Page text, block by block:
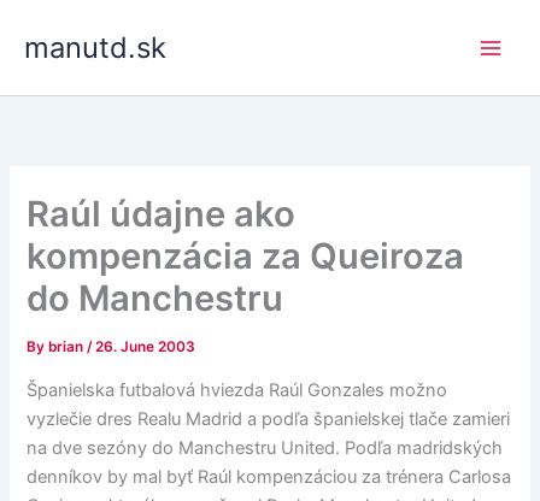
manutd.sk
Raúl údajne ako
kompenzácia za Queiroza
do Manchestru
By brian/26. June 2003
Španielska futbalová hviezda Raúl Gonzales možno
vyzlečie dres Realu Madrid a podľa španielskej tlače zamieri
na dve sezóny do Manchestru United. Podľa madridských
denníkov by mal byť Raúl kompenzáciou za trénera Carlosa